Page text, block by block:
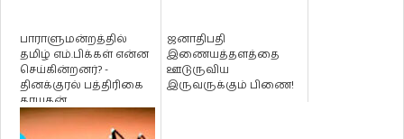
பாராளுமன்றத்தில்
தமிழ் எம்.பிக்கள் என்ன
செய்கின்றனர்? -
தினக்குரல் பத்திரிகை
தாயகன்
ஜனாதிபதி
இணையத்தளத்தை
ஊடுருவிய
இருவருக்கும் பிணை!